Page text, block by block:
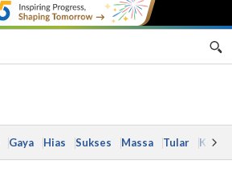
Gaya Hias Sukses Massa Tular Kes